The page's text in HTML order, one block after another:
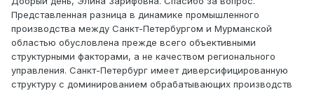
Представленная разница в динамике промышленного
производства между Санкт-Петербургом и Мурманской
областью обусловлена прежде всего объективными
структурными факторами, а не качеством регионального
управления. Санкт-Петербург имеет диверсифицированную
структуру с доминированием обрабатывающих производств